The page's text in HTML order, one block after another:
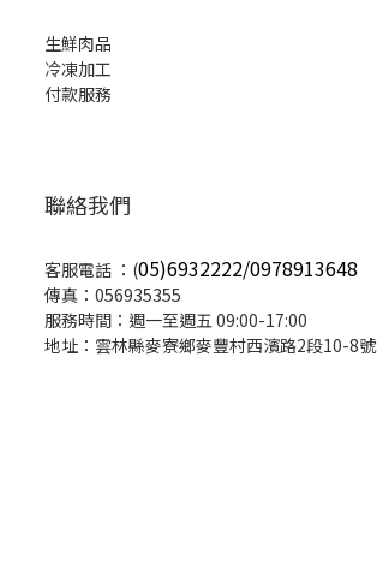
生鮮肉品
冷凍加工
付款服務
聯絡我們
客服電話 ：(05)6932222/0978913648
傳真：056935355
服務時間：週一至週五 09:00-17:00
地址：雲林縣麥寮鄉麥豐村西濱路2段10-8號